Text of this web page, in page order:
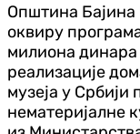
Општина Бајина
оквиру
милиона
реализације
музеја у Србији
нематеријалне